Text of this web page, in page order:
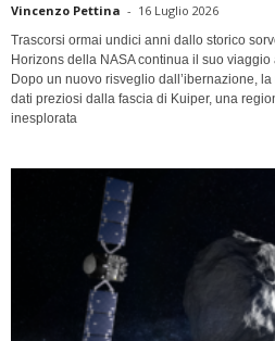
Vincenzo Pettina - 16 Luglio 2026
Trascorsi ormai undici anni dallo storico
Horizons della NASA continua il suo
Dopo un nuovo risveglio dall’ibernazione,
dati preziosi dalla fascia di Kuiper, una
inesplorata